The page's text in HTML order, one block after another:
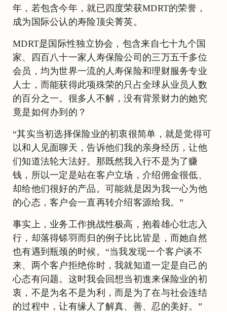
年，若包含今年，就已四度荣获MDRT的荣誉，
成为国际公认的寿险顶尖菁英。
MDRT是国际性独立协会，包含来自七十九个国
家、四百八十一家人寿保险公司的三万五千多位
会员，均为世界一流的人寿保险和理财服务专业
人士，而能获得此项殊荣的只占全球从业员人数
的百分之一。很多人不解，没有背景财力的她究
竟是如何办到的？
“其实当初选择保险业的初衷很简单，就是觉得可
以和人见面聊天，告诉他们我的亲身经历，让他
们知道法轮大法好。那既然我入行不是为了赚
钱，所以一定是站在客户立场，介绍佣金很低、
却给他们很好的产品。可能就是因为我一心为他
的心态，客户会一直再转介绍客源给我。”
事实上，业务工作挑战性极高，抱着雄心壮志入
行，却落得铩羽而归的例子比比皆是，而她自然
也有遇到瓶颈的时候。“当我发现一个客户谈不
来、两个客户拒绝你时，我就知道一定是自己的
心态有问题。这时我会回想当初進来保险业的初
衷，不是为名不是为利，而是为了在与社会连结
的过程中，让有缘人了解真、善、忍的美好。”